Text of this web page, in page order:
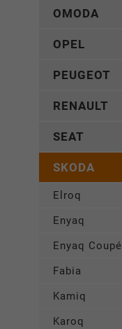
OMODA
OPEL
PEUGEOT
RENAULT
SEAT
SKODA
Elroq
Enyaq
Enyaq Coupé
Fabia
Kamiq
Karoq